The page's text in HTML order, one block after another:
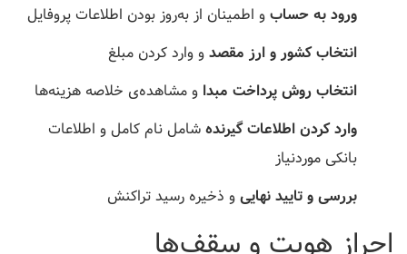
ورود به حسابو اطمینان از به‌روز بودن اطلاعات پروفایل
انتخاب کشور و ارز مقصدو وارد کردن مبلغ
انتخاب روش پرداخت مبدا و مشاهده‌ی خلاصه هزینه‌ها
وارد کردن اطلاعات گیرندهشامل نام کامل و اطلاعات
بانکی موردنیاز
بررسی و تایید نهاییو ذخیره رسید تراکنش
احراز هویت و سقف‌ها